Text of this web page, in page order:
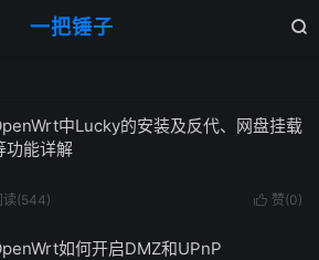
一把锤子 
中Lucky的安装及反代、网盘挂载
功能详解
 赞(0)
读(544)
如何开启DMZ和UPnP